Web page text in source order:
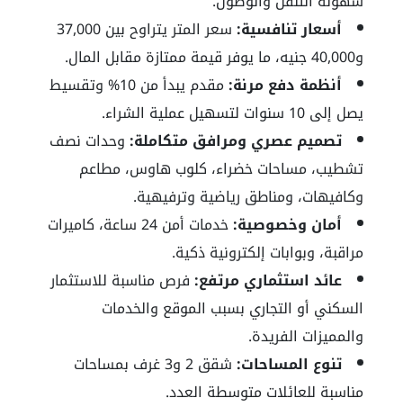
أسعار تنافسية:
سعر المتر يتراوح بين 37,000
و40,000 جنيه، ما يوفر قيمة ممتازة مقابل المال.
أنظمة دفع مرنة:
مقدم يبدأ من 10% وتقسيط
يصل إلى 10 سنوات لتسهيل عملية الشراء.
تصميم عصري ومرافق متكاملة: وحدات نصف
تشطيب، مساحات خضراء، كلوب هاوس، مطاعم
وكافيهات، ومناطق رياضية وترفيهية.
أمان وخصوصية:
خدمات أمن 24 ساعة، كاميرات
مراقبة، وبوابات إلكترونية ذكية.
عائد استثماري مرتفع: فرص مناسبة للاستثمار
السكني أو التجاري بسبب الموقع والخدمات
والمميزات الفريدة.
تنوع المساحات:
شقق 2 و3 غرف بمساحات
مناسبة للعائلات متوسطة العدد.